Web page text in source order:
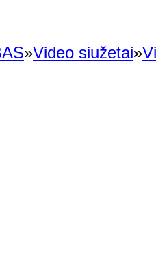
»Video siužetai»